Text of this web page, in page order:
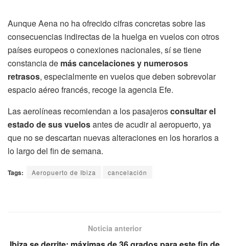
Aunque Aena no ha ofrecido cifras concretas sobre las
consecuencias indirectas de la huelga en vuelos con otros
países europeos o conexiones nacionales, sí se tiene
constancia de más cancelaciones y numerosos
retrasos, especialmente en vuelos que deben sobrevolar
espacio aéreo francés, recoge la agencia Efe.
Las aerolíneas recomiendan a los pasajerosconsultar el
estado de sus vuelosantes de acudir al aeropuerto, ya
que no se descartan nuevas alteraciones en los horarios a
lo largo del fin de semana.
Tags: Aeropuerto de Ibiza cancelación
Noticia anterior